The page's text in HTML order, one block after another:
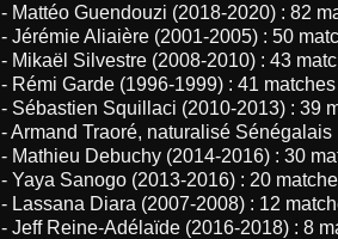
- Mattéo Guendouzi (2018-2020) : 82
- Jérémie Aliaière (2001-2005) : 50
- Mikaël Silvestre (2008-2010) : 43
- Rémi Garde (1996-1999) : 41 matches
- Sébastien Squillaci (2010-2013) : 39
- Armand Traoré, naturalisé
- Mathieu Debuchy (2014-2016) : 30
- Yaya Sanogo (2013-2016) : 20
- Lassana Diara (2007-2008) : 12
- Jeff Reine-Adélaïde (2016-2018) : 8